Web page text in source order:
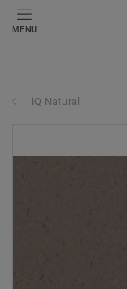
MENU
iQ Natural